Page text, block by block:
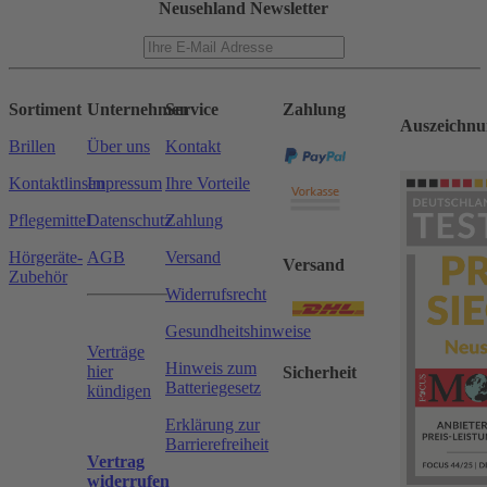
Neusehland Newsletter
Sortiment
Brillen
Kontaktlinsen
Pflegemittel
Hörgeräte-
Zubehör
Unternehmen
Über uns
Impressum
Datenschutz
AGB
Verträge
hier
kündigen
Vertrag
widerrufen
Service
Kontakt
Ihre Vorteile
Zahlung
Versand
Widerrufsrecht
Gesundheitshinweise
Hinweis zum
Batteriegesetz
Erklärung zur
Barrierefreiheit
Zahlung
Versand
Sicherheit